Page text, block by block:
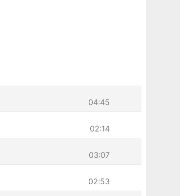
04:45
02:14
03:07
02:53